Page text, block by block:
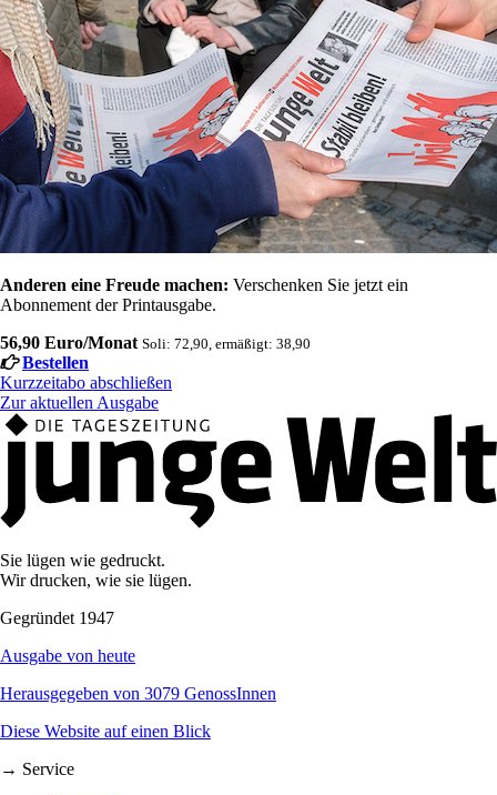
Anderen eine Freude machen: Verschenken Sie jetzt ein
Abonnement der Printausgabe.
56,90 Euro/Monat Soli: 72,90, ermäßigt: 38,90
Bestellen
Kurzzeitabo abschließen
Zur aktuellen Ausgabe
Sie lügen wie gedruckt.
Wir drucken, wie sie lügen.
Gegründet 1947
Ausgabe von heute
Herausgegeben von 3079 GenossInnen
Diese Website auf einen Blick
→ Service